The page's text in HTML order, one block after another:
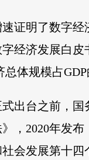
证明了数字
经济发展白皮
体规模占
式出台之前，
，2020年发
会发展第十